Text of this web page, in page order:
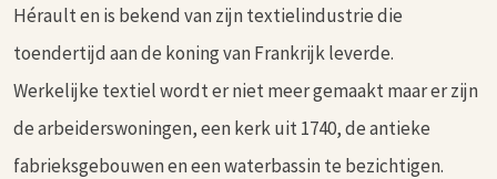
Hérault en is bekend van zijn textielindustrie die
toendertijd aan de koning van Frankrijk leverde.
Werkelijke textiel wordt er niet meer gemaakt maar er zijn
de arbeiderswoningen, een kerk uit 1740, de antieke
fabrieksgebouwen en een waterbassin te bezichtigen.